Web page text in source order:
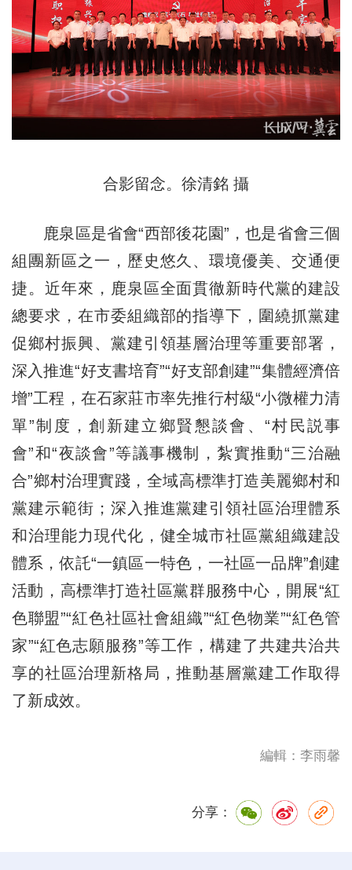
合影留念。徐清銘 攝
鹿泉區是省會“西部後花園”，也是省會三個
組團新區之一，歷史悠久、環境優美、交通便
捷。近年來，鹿泉區全面貫徹新時代黨的建設
總要求，在市委組織部的指導下，圍繞抓黨建
促鄉村振興、黨建引領基層治理等重要部署，
深入推進“好支書培育”“好支部創建”“集體經濟倍
增”工程，在石家莊市率先推行村級“小微權力清
單”制度，創新建立鄉賢懇談會、“村民説事
會”和“夜談會”等議事機制，紮實推動“三治融
合”鄉村治理實踐，全域高標準打造美麗鄉村和
黨建示範街；深入推進黨建引領社區治理體系
和治理能力現代化，健全城市社區黨組織建設
體系，依託“一鎮區一特色，一社區一品牌”創建
活動，高標準打造社區黨群服務中心，開展“紅
色聯盟”“紅色社區社會組織”“紅色物業”“紅色管
家”“紅色志願服務”等工作，構建了共建共治共
享的社區治理新格局，推動基層黨建工作取得
了新成效。
編輯：李雨馨
分享：